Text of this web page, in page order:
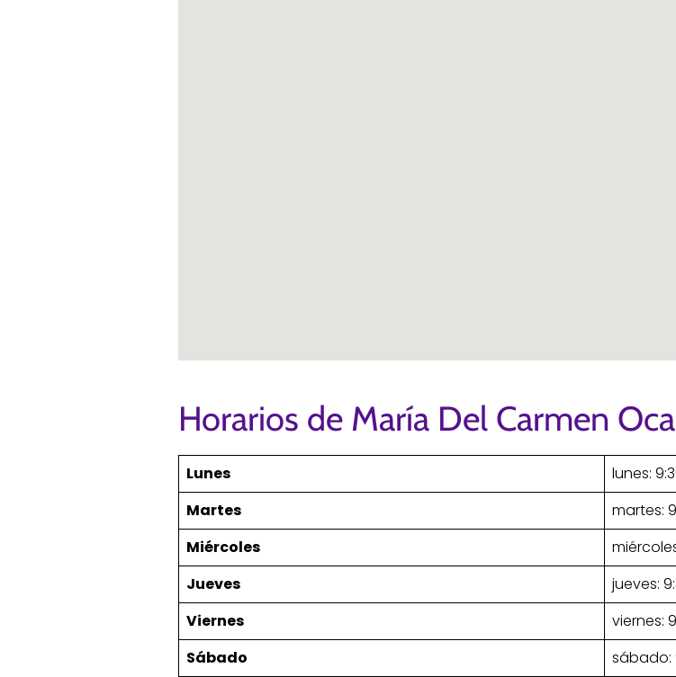
Horarios de María Del Carmen
Lunes
lunes:
Martes
martes:
Miércoles
Jueves
jueves:
Viernes
viernes:
Sábado
sábado: